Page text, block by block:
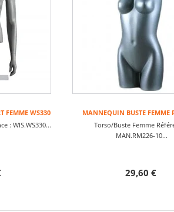
FEMME WS330
: WIS.WS330...
MANNEQUIN BUSTE FEMME
Torso/Buste Femme
MAN.RM226-10...
29,60 €